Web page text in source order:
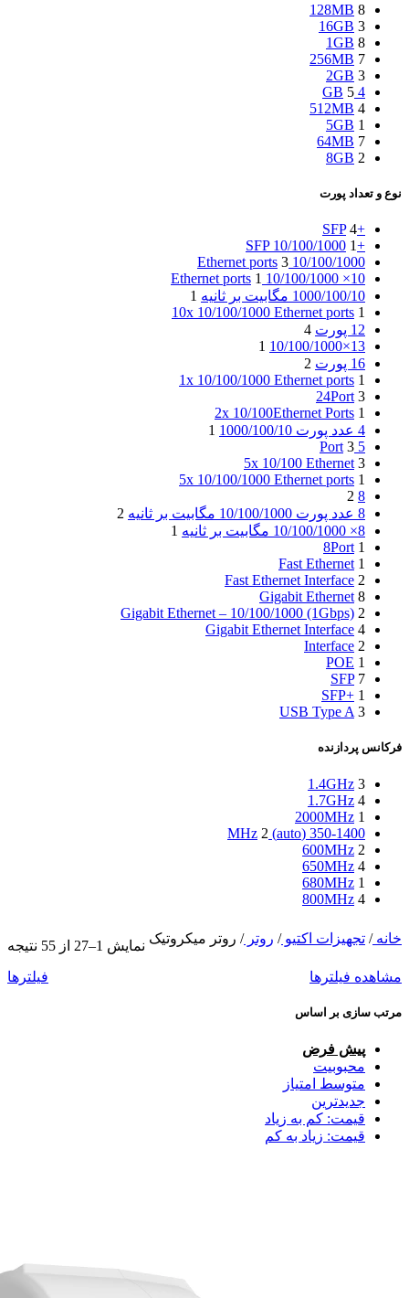
128MB 8
16GB 3
1GB 8
256MB 7
2GB 3
4 GB
5
512MB 4
5GB 1
64MB 7
8GB 2
نوع و تعداد پورت
+SFP
4
+SFP 10/100/1000
1
10/100/1000 Ethernet ports
3
10× 10/100/1000 Ethernet ports
1
1000/100/10 مگابیت بر ثانیه
1
10x 10/100/1000 Ethernet ports 1
12 پورت
4
13×10/100/1000
1
16 پورت
2
1x 10/100/1000 Ethernet ports 1
24Port 3
2x 10/100Ethernet Ports 1
4 عدد پورت 1000/100/10
1
5 Port
3
5x 10/100 Ethernet 3
5x 10/100/1000 Ethernet ports 1
8
2
8 عدد پورت 10/100/1000 مگابیت بر ثانیه
2
8× 10/100/1000 مگابیت بر ثانیه
1
8Port 1
Fast Ethernet 1
Fast Ethernet Interface 2
Gigabit Ethernet 8
Gigabit Ethernet – 10/100/1000 (1Gbps) 2
Gigabit Ethernet Interface 4
Interface 2
POE 1
SFP 7
SFP+ 1
USB Type A 3
فرکانس پردازنده
1.4GHz 3
1.7GHz 4
2000MHz 1
350-1400 (auto) MHz
2
600MHz 2
650MHz 4
680MHz 1
800MHz 4
خانه/ تجهیزات اکتیو/ روتر/ روتر میکروتیک نمایش 1–27 از 55 نتیجه
مشاهده فیلترها
فیلترها
مرتب سازی بر اساس
پیش فرض
محبوبیت
متوسط امتیاز
جدیدترین
قیمت: کم به زیاد
قیمت: زیاد به کم